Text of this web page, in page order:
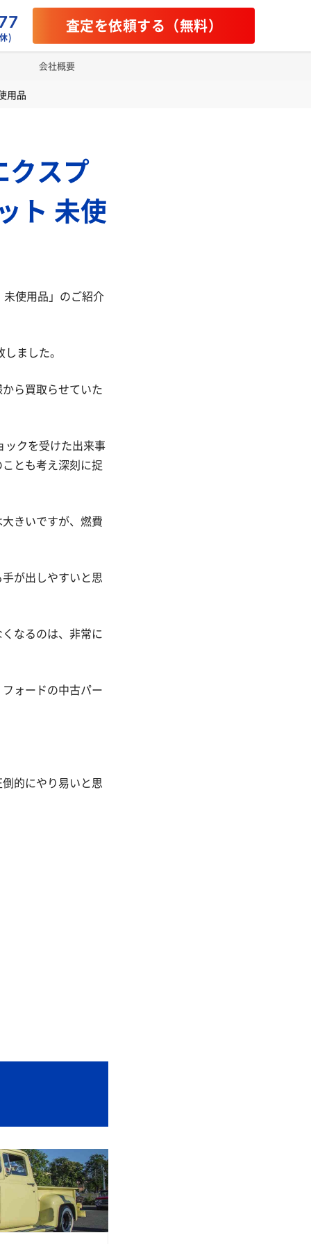
)
査定を依頼する（無料）
会社概要
用品
クスプ
ト 未使
未使用品」のご紹介
ました。
ら買取らせていた
ックを受けた出来事
とも考え深刻に捉
きいですが、燃費
が出しやすいと思
なるのは、非常に
ォードの中古パー
的にやり易いと思